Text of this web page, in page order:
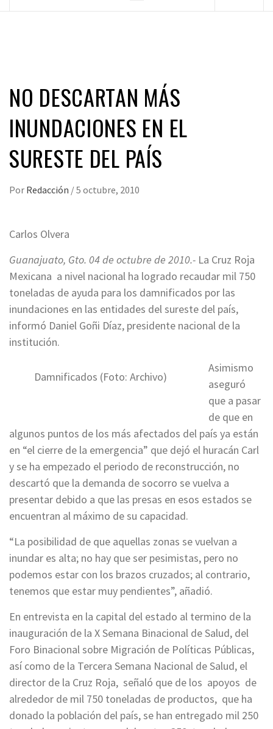
NO DESCARTAN MÁS
INUNDACIONES EN EL
SURESTE DEL PAÍS
Por Redacción /5 octubre, 2010
Carlos Olvera
Guanajuato, Gto. 04 de octubre de 2010.- La Cruz Roja
Mexicana a nivel nacional ha logrado recaudar mil 750
toneladas de ayuda para los damnificados por las
inundaciones en las entidades del sureste del país,
informó Daniel Goñi Díaz, presidente nacional de la
institución.
Damnificados (Foto: Archivo)
Asimismo
aseguró
que a pasar
de que en
algunos puntos de los más afectados del país ya están
en “el cierre de la emergencia” que dejó el huracán Carl
y se ha empezado el periodo de reconstrucción, no
descartó que la demanda de socorro se vuelva a
presentar debido a que las presas en esos estados se
encuentran al máximo de su capacidad.
“La posibilidad de que aquellas zonas se vuelvan a
inundar es alta; no hay que ser pesimistas, pero no
podemos estar con los brazos cruzados; al contrario,
tenemos que estar muy pendientes”, añadió.
En entrevista en la capital del estado al termino de la
inauguración de la X Semana Binacional de Salud, del
Foro Binacional sobre Migración de Políticas Públicas,
así como de la Tercera Semana Nacional de Salud, el
director de la Cruz Roja, señaló que de los apoyos de
alrededor de mil 750 toneladas de productos, que ha
donado la población del país, se han entregado mil 250